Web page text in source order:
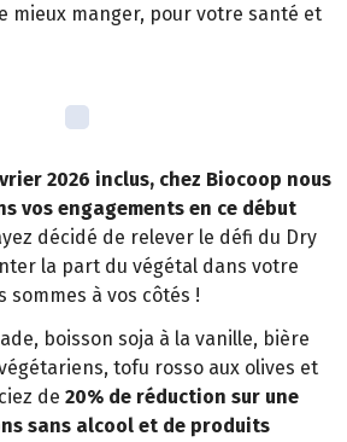
mieux manger, pour votre santé et
2026 inclus, chez Biocoop nous
vos engagements en ce début
décidé de relever le défi du Dry
la part du végétal dans votre
sommes à vos côtés !
boisson soja à la vanille, bière
tofu rosso aux olives et
de 20% de réduction sur une
sans alcool et de produits